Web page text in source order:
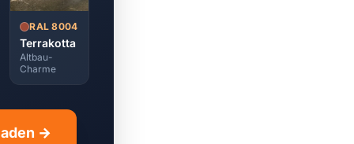
RAL 8004
Terrakotta
Altbau-
Charme
→